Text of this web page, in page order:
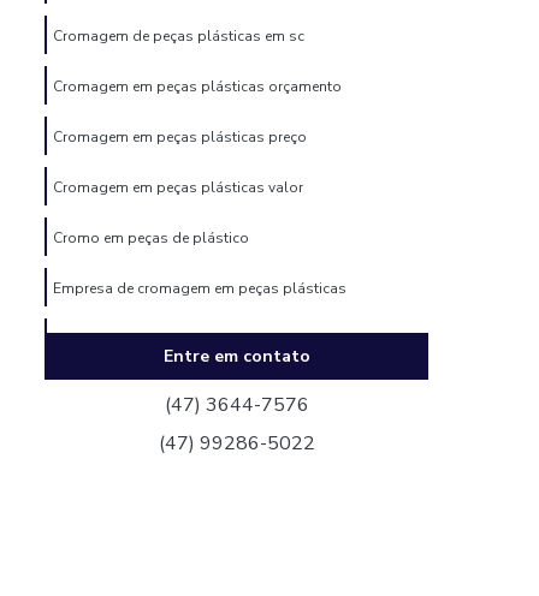
Cromagem de peças plásticas em sc
Cromagem em peças plásticas orçamento
Cromagem em peças plásticas preço
Cromagem em peças plásticas valor
Cromo em peças de plástico
Empresa de cromagem em peças plásticas
Empresa de metalização a vácuo
Empresa de pintura eletrostática
Entre em contato
(47) 3644-7576
(47) 99286-5022